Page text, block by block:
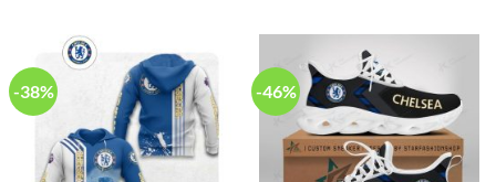
-38% -46%